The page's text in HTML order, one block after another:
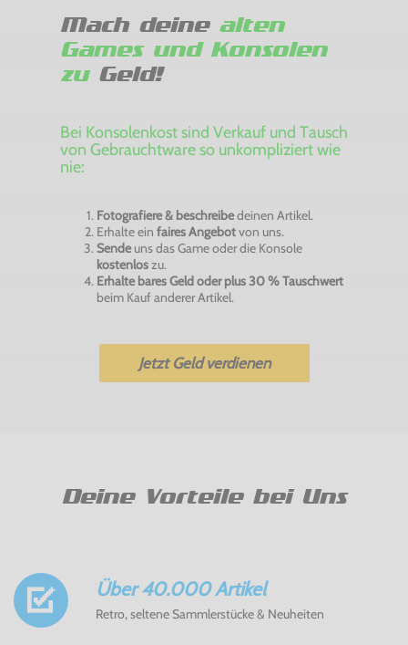
Mach deine alten
Games und Konsolen
zuGeld!
Bei Konsolenkost sind Verkauf und Tausch
von Gebrauchtware so unkompliziert wie
nie:
Fotografiere & beschreibedeinen Artikel.
Erhalte ein faires Angebotvon uns.
Sendeuns das Game oder die Konsole
kostenloszu.
Erhalte bares Geld oder plus 30 % Tauschwert
beim Kauf anderer Artikel.
Jetzt Geld verdienen
Deine Vorteile bei Uns
Über 40.000 Artikel
Retro, seltene Sammlerstücke & Neuheiten